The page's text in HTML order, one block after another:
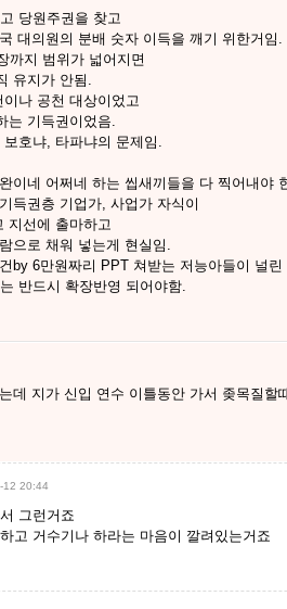
당원주권을 찾고
대의원의 분배 숫자 이득을 깨기 위한거임.
까지 범위가 넓어지면
유지가 안됨.
나 공천 대상이었고
는 기득권이었음.
호냐, 타파냐의 문제임.
이네 어쩌네 하는 씹새끼들을 다 찍어내야
득권층 기업가, 사업가 자식이
지선에 출마하고
으로 채워 넣는게 현실임.
by 6만원짜리 PPT 쳐받는 저능아들이 널린
반드시 확장반영 되어야함.
데 지가 신입 연수 이틀동안 가서 좆목질할
12 20:44
그런거죠
고 거수기나 하라는 마음이 깔려있는거죠